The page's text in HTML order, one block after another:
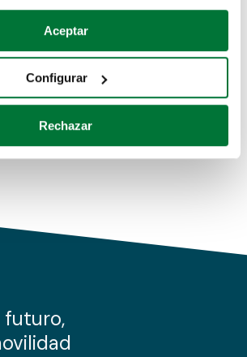
quisiéramos:
sobre su ubicación geográfica
dispositivo analizándolo activamente
específicas (huellas
sobre cómo se procesan sus
el uso que haga del sitio web con
de redes sociales, publicidad y análisis
Aceptar
Configurar
Rechazar
mano
futuro,